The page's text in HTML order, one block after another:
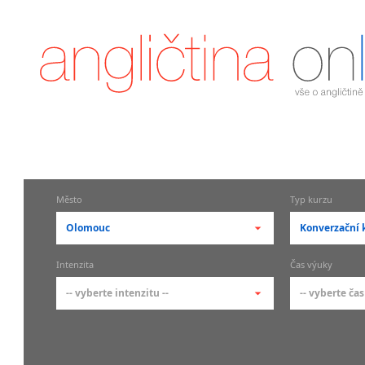
Město
Olomouc
-- vyberte město --
pražské městské části
Typ kurzu
-- vyberte
Intenzita
-- vyberte intenzitu --
Čas výuky
-- vyberte